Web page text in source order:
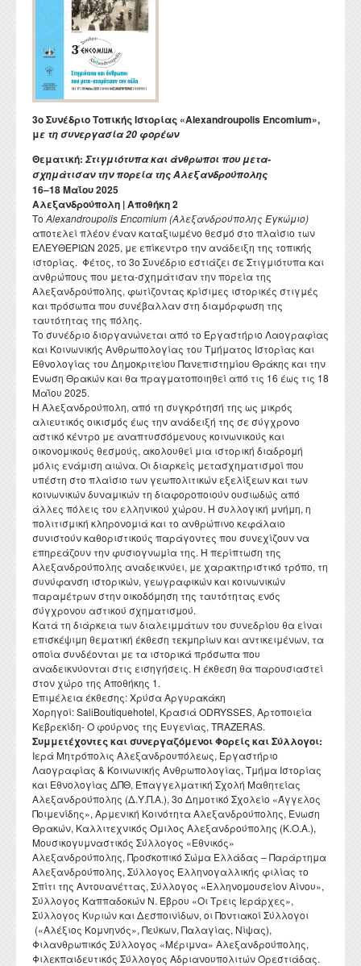
Διατελέσαντες Πρόεδροι
Ομότιμοι Καθηγητές
Διατελέσαντα μέλη ΔΕΠ
Επίτιμοι Καθηγητές
Οδηγός σπουδών προπτυχιακού προγράμματος
Διάρκεια φοίτησης
Κατατακτήριες εξετάσεις
Τοπική Ιστορία, Πολιτισμός και Προστασία της
Αρχιτεκτονικής Κληρονομιάς: Διεπιστημονικές
Προσεγγίσεις και Ψηφιακές Εφαρμογές
Πολιτισμικές Σπουδές: Νέος Ελληνισμός και Βαλκάνια
Ωρολόγιο Πρόγραμμα
Πρόγραμμα Εξεταστικής
Σύμβουλος σπουδών
ΔΟΑΤΑΠ
Εργαστήριο Νεότερης και Σύγχρονης Ιστορίας
Εργαστήριο Βυζαντινών και Μεταβυζαντινών Ερευνών
Εργαστήριο Τεχνολογίας, Έρευνας και Εφαρμογών στην
Εκπαίδευση
Υγειονομική περίθαλψη
Δομή Συμβουλευτικής και Προσβασιμότητας
Σύλλογος αποφοίτων
Συνέδρια - Ημερίδες Τμήματος
Δραστηριότητες Τμήματος
Απολογισμοί πεπραγμένων του Τμήματος
Έντυπα
Κανονισμός Προπτυχιακού Προγράμματος Σπουδών
Κανονισμός ακαδημαϊκού συμβούλου σπουδών
Κανονισμός Προπτυχιακών Διπλωματικών Εργασιών
Κανονισμός Διδακτορικών Σπουδών
Κανονισμός Εκπόνησης Μεταδιδακτορικής Έρευνας
Κανονισμός Βιβλιοθήκης
Ο θεσμός του "Ακροατή Πανεπιστημιακών Μαθημάτων"
Επικοινωνία
3ο Συνέδριο Τοπικής Ιστορίας «Alexandroupolis Encomium»,
με τη συνεργασία 20 φορέων
Θεματική: Στιγμιότυπα και άνθρωποι που μετα-
σχημάτισαν την πορεία της Αλεξανδρούπολης
16–18 Μαΐου 2025
Αλεξανδρούπολη | Αποθήκη 2
Το Alexandroupolis Encomium (Αλεξανδρούπολης Εγκώμιο)
αποτελεί πλέον έναν καταξιωμένο θεσμό στο πλαίσιο των
ΕΛΕΥΘΕΡΙΩΝ 2025, με επίκεντρο την ανάδειξη της τοπικής
ιστορίας. Φέτος, το 3ο Συνέδριο εστιάζει σε Στιγμιότυπα και
ανθρώπους που μετα-σχημάτισαν την πορεία της
Αλεξανδρούπολης, φωτίζοντας κρίσιμες ιστορικές στιγμές
και πρόσωπα που συνέβαλλαν στη διαμόρφωση της
ταυτότητας της πόλης.
Το συνέδριο διοργανώνεται από το Εργαστήριο Λαογραφίας
και Κοινωνικής Ανθρωπολογίας του Τμήματος Ιστορίας και
Εθνολογίας του Δημοκριτείου Πανεπιστημίου Θράκης και την
Ένωση Θρακών και θα πραγματοποιηθεί από τις 16 έως τις 18
Μαΐου 2025.
Η Αλεξανδρούπολη, από τη συγκρότησή της ως μικρός
αλιευτικός οικισμός έως την ανάδειξή της σε σύγχρονο
αστικό κέντρο με αναπτυσσόμενους κοινωνικούς και
οικονομικούς θεσμούς, ακολουθεί μια ιστορική διαδρομή
μόλις ενάμιση αιώνα. Οι διαρκείς μετασχηματισμοί που
υπέστη στο πλαίσιο των γεωπολιτικών εξελίξεων και των
κοινωνικών δυναμικών τη διαφοροποιούν ουσιωδώς από
άλλες πόλεις του ελληνικού χώρου. Η συλλογική μνήμη, η
πολιτισμική κληρονομιά και το ανθρώπινο κεφάλαιο
συνιστούν καθοριστικούς παράγοντες που συνεχίζουν να
επηρεάζουν την φυσιογνωμία της. Η περίπτωση της
Αλεξανδρούπολης αναδεικνύει, με χαρακτηριστικό τρόπο, τη
συνύφανση ιστορικών, γεωγραφικών και κοινωνικών
παραμέτρων στην οικοδόμηση της ταυτότητας ενός
σύγχρονου αστικού σχηματισμού.
Κατά τη διάρκεια των διαλειμμάτων του συνεδρίου θα είναι
επισκέψιμη θεματική έκθεση τεκμηρίων και αντικειμένων, τα
οποία συνδέονται με τα ιστορικά πρόσωπα που
αναδεικνύονται στις εισηγήσεις. Η έκθεση θα παρουσιαστεί
στον χώρο της Αποθήκης 1.
Επιμέλεια έκθεσης: Χρύσα Αργυρακάκη
Χορηγοί: SaliBoutiquehotel, Κρασιά ODRYSSES, Αρτοποιεία
Κεβρεκίδη- Ο φούρνος της Ευγενίας, TRAZERAS.
Συμμετέχοντες και συνεργαζόμενοι Φορείς και Σύλλογοι:
Ιερά Μητρόπολις Αλεξανδρουπόλεως, Εργαστήριο
Λαογραφίας & Κοινωνικής Ανθρωπολογίας, Τμήμα Ιστορίας
και Εθνολογίας ΔΠΘ, Επαγγελματική Σχολή Μαθητείας
Αλεξανδρούπολης (Δ.Υ.Π.Α.), 3ο Δημοτικό Σχολείο «Άγγελος
Ποιμενίδης», Αρμενική Κοινότητα Αλεξανδρούπολης, Ένωση
Θρακών, Καλλιτεχνικός Όμιλος Αλεξανδρούπολης (Κ.Ο.Α.),
Μουσικογυμναστικός Σύλλογος «Εθνικός»
Αλεξανδρούπολης, Προσκοπικό Σώμα Ελλάδας – Παράρτημα
Αλεξανδρούπολης, Σύλλογος Ελληνογαλλικής φιλίας το
Σπίτι της Αντουανέττας, Σύλλογος «Ελληνομουσείον Αίνου»,
Σύλλογος Καππαδοκών Ν. Έβρου «Οι Τρεις Ιεράρχες»,
Σύλλογος Κυριών και Δεσποινίδων, οι Ποντιακοί Σύλλογοι
(«Αλέξιος Κομνηνός», Πεύκων, Παλαγίας, Νίψας),
Φιλανθρωπικός Σύλλογος «Μέριμνα» Αλεξανδρούπολης,
Φιλεκπαιδευτικός Σύλλογος Αδριανουπολιτών Ορεστιάδας.